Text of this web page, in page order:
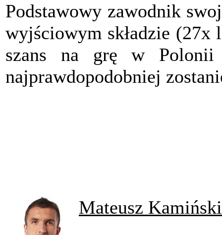
Podstawowy zawodnik
wyjściowym składzie (27x
szans na grę w Polonii
najprawdopodobniej
Mateusz Kamiński